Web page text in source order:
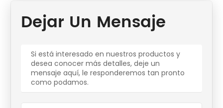
Dejar Un Mensaje
Si está interesado en nuestros productos y
desea conocer más detalles, deje un
mensaje aquí, le responderemos tan pronto
como podamos.